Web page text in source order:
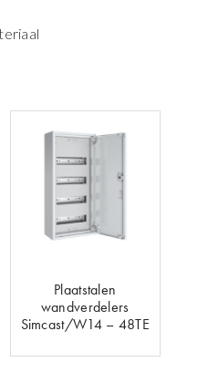
Plaatstalen
wandverdelers
Simcast/W14 – 48TE